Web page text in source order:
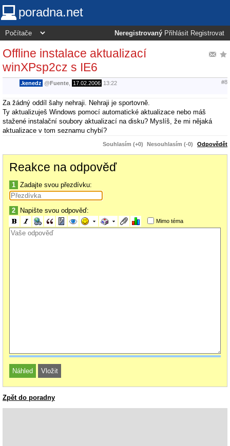
poradna.net
Neregistrovaný Přihlásit Registrovat
Offline instalace aktualizací
winXPsp2cz s IE6
.kenedz @Fuente 17.02.2006 13:22 #8
Za žádný oddíl šahy nehraji. Nehraji je sportovně.
Ty aktualizuješ Windows pomocí automatické aktualizace nebo máš
stažené instalační soubory aktualizací na disku? Myslíš, že mi nějaká
aktualizace v tom seznamu chybí?
Souhlasím (+0) Nesouhlasím (-0) Odpovědět
Reakce na odpověď
1 Zadajte svou přezdívku:
2 Napište svou odpověď:
Mimo téma
Zpět do poradny